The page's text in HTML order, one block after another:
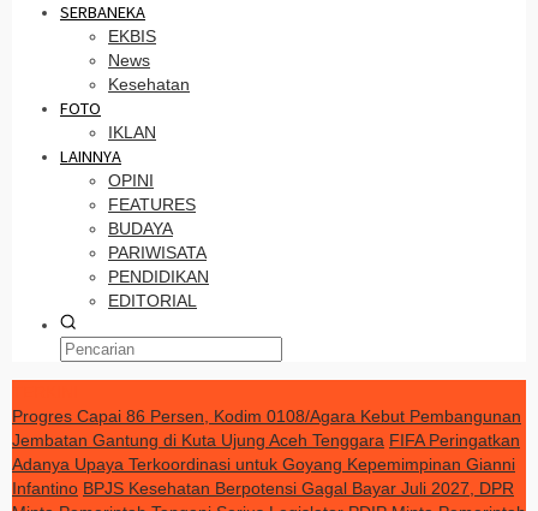
SERBANEKA
EKBIS
News
Kesehatan
FOTO
IKLAN
LAINNYA
OPINI
FEATURES
BUDAYA
PARIWISATA
PENDIDIKAN
EDITORIAL
Progres Capai 86 Persen, Kodim 0108/Agara Kebut Pembangunan
Jembatan Gantung di Kuta Ujung Aceh Tenggara FIFA Peringatkan
Adanya Upaya Terkoordinasi untuk Goyang Kepemimpinan Gianni
Infantino BPJS Kesehatan Berpotensi Gagal Bayar Juli 2027, DPR